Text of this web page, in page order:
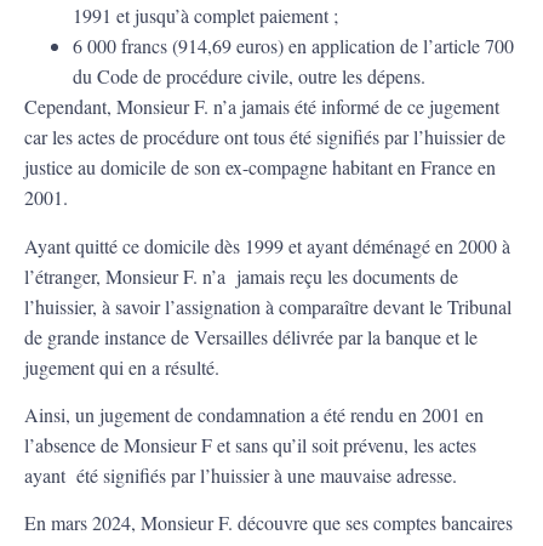
1991 et jusqu’à complet paiement ;
6 000 francs (914,69 euros) en application de l’article 700
du Code de procédure civile, outre les dépens.
Cependant, Monsieur F. n’a jamais été informé de ce jugement
car les actes de procédure ont tous été signifiés par l’huissier de
justice au domicile de son ex-compagne habitant en France en
2001.
Ayant quitté ce domicile dès 1999 et ayant déménagé en 2000 à
l’étranger, Monsieur F. n’a jamais reçu les documents de
l’huissier, à savoir l’assignation à comparaître devant le Tribunal
de grande instance de Versailles délivrée par la banque et le
jugement qui en a résulté.
Ainsi, un jugement de condamnation a été rendu en 2001 en
l’absence de Monsieur F et sans qu’il soit prévenu, les actes
ayant été signifiés par l’huissier à une mauvaise adresse.
En mars 2024, Monsieur F. découvre que ses comptes bancaires